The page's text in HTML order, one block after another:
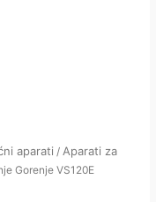
aparati /Aparati za
Gorenje VS120E